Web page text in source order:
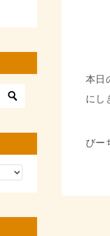
本日
にし
びー